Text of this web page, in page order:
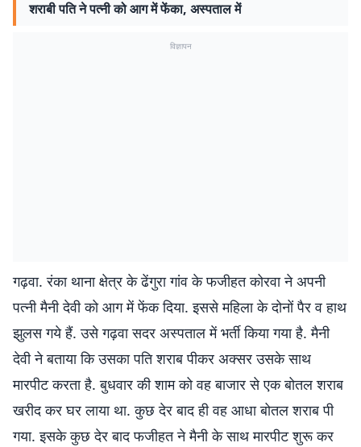
शराबी पति ने पत्नी को आग में फेंका, अस्पताल में
विज्ञापन
गढ़वा. रंका थाना क्षेत्र के ढेंगुरा गांव के फजीहत कोरवा ने अपनी
पत्नी मैनी देवी को आग में फेंक दिया. इससे महिला के दोनों पैर व हाथ
झुलस गये हैं. उसे गढ़वा सदर अस्पताल में भर्ती किया गया है. मैनी
देवी ने बताया कि उसका पति शराब पीकर अक्सर उसके साथ
मारपीट करता है. बुधवार की शाम को वह बाजार से एक बोतल शराब
खरीद कर घर लाया था. कुछ देर बाद ही वह आधा बोतल शराब पी
गया. इसके कुछ देर बाद फजीहत ने मैनी के साथ मारपीट शुरू कर